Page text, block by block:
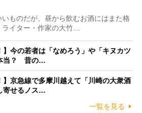
ものだが、昼から飲むお酒にはまた格
イター・作家の大竹…
】今の若者は「なめろう」や「キヌカツ
当？ 昔の…
】京急線で多摩川越えて「川崎の大衆酒
寄せるノス…
一覧を見る